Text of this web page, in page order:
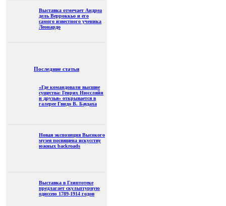
Выставка отмечает Андреа
дель Верроккьо и его
самого известного ученика
Леонардо
Последние статьи
«Где командовали высшие
существа: Генрих Нюссляйн
и друзья» открывается в
галерее Гвидо В. Баудаха
Новая экспозиция Высокого
музея посвящена искусству
южных backroads
Выставка в Глиптотеке
предлагает скульптурную
одиссею 1789-1914 годов